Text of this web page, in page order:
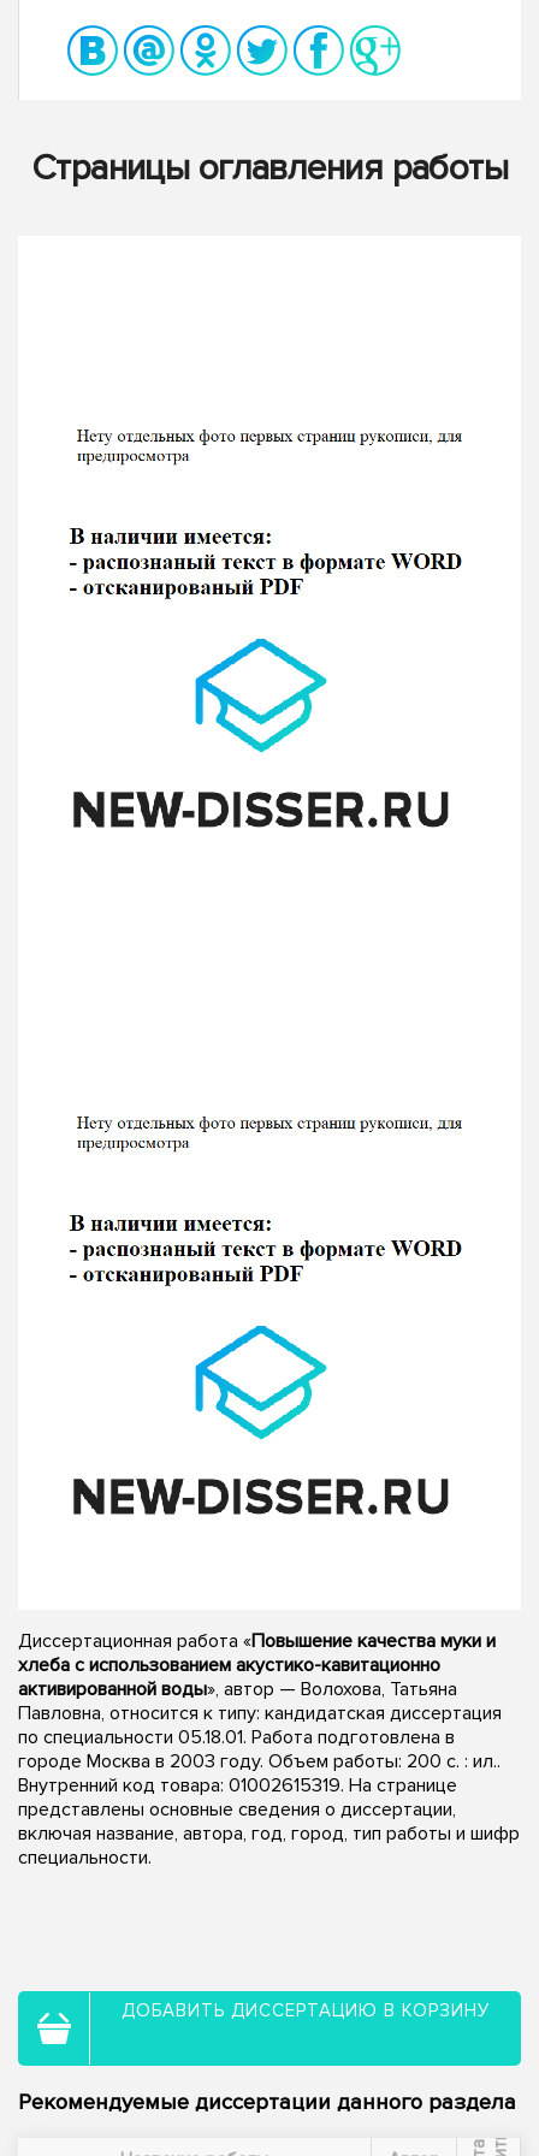
Страницы оглавления работы
Диссертационная работа «Повышение качества муки и
хлеба с использованием акустико-кавитационно
активированной воды», автор — Волохова, Татьяна
Павловна, относится к типу: кандидатская диссертация
по специальности 05.18.01. Работа подготовлена в
городе Москва в 2003 году. Объем работы: 200 с. : ил..
Внутренний код товара: 01002615319. На странице
представлены основные сведения о диссертации,
включая название, автора, год, город, тип работы и шифр
специальности.
ДОБАВИТЬ ДИССЕРТАЦИЮ В КОРЗИНУ
Рекомендуемые диссертации данного раздела